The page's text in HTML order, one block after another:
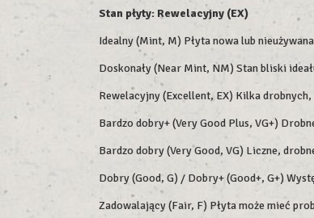
Stan płyty: Rewelacyjny (EX)
Idealny (Mint, M) Płyta nowa lub
Doskonały (Near Mint, NM) Stan bliski
Rewelacyjny (Excellent, EX) Kilka
Bardzo dobry+ (Very Good Plus, VG+)
Bardzo dobry (Very Good, VG) Liczne,
Dobry (Good, G) / Dobry+ (Good+, G+)
Zadowalający (Fair, F) Płyta może mieć